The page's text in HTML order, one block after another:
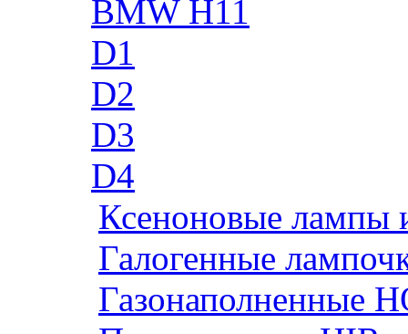
BMW H11
D1
D2
D3
D4
Ксеноновые лампы
Галогенные
Газонаполненные